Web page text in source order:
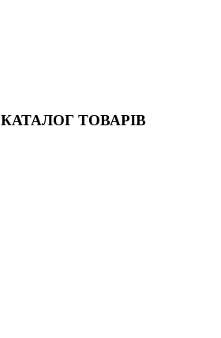
КАТАЛОГ ТОВАРІВ